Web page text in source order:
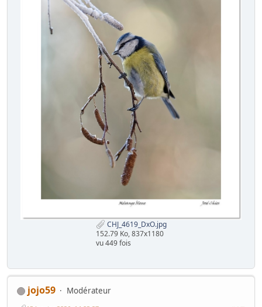
CHJ_4619_DxO.jpg
152.79 Ko, 837x1180
vu 449 fois
jojo59
Modérateur